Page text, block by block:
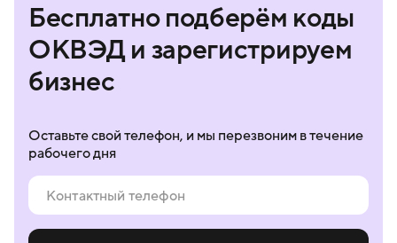
Бесплатно подберём коды
ОКВЭД и зарегистрируем
бизнес
Оставьте свой телефон, и мы перезвоним в течение
рабочего дня